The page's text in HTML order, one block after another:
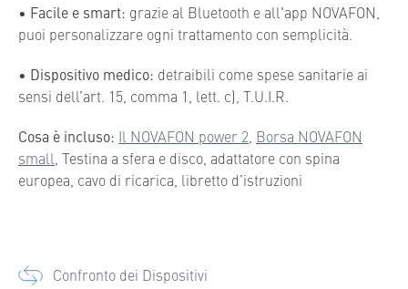
• Facile e smart: grazie al Bluetooth e all'app NOVAFON,
puoi personalizzare ogni trattamento con semplicità.
• Dispositivo medico: detraibili come spese sanitarie ai
sensi dell’art. 15, comma 1, lett. c), T.U.I.R.
Cosa è incluso: Il NOVAFON power 2 Borsa NOVAFON
small , Testina a sfera e disco, adattatore con spina
europea, cavo di ricarica, libretto d’istruzioni
Confronto dei Dispositivi